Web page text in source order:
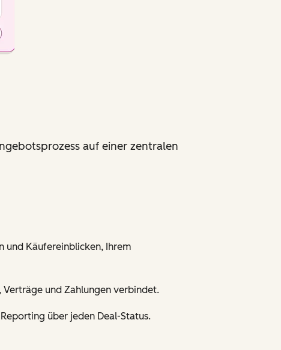
auf einer zentralen
und Käufereinblicken, Ihrem
und Zahlungen verbindet.
über jeden Deal-Status.